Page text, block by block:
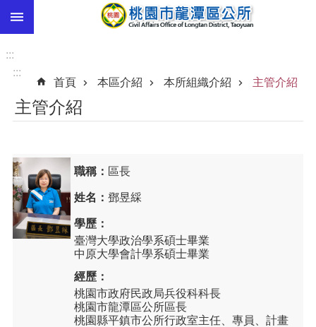
跳到主要內容區塊
進
階
本
區
介
:::
:::
首頁
本區介紹 本所組織介紹 主管介紹
主管介紹
職稱： 區長
姓名：鄧昱綵
學歷：
臺灣大學政治學系碩士畢業
中原大學會計學系碩士畢業
經歷：
桃園市政府民政局兵役科科長
桃園市龍潭區公所區長
桃園縣平鎮市公所行政室主任、專員、計畫